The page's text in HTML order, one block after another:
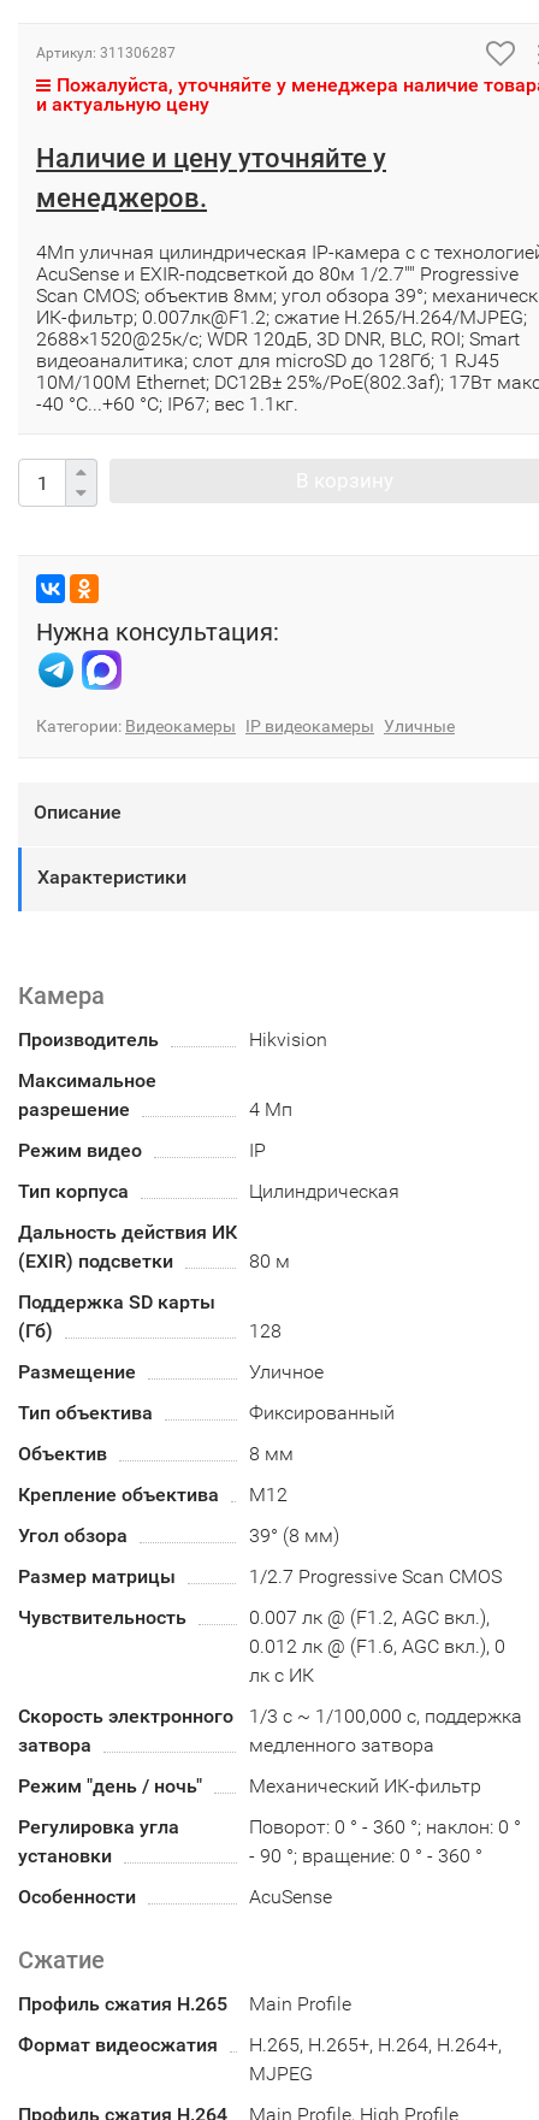
Артикул: 311306287
Пожалуйста, уточняйте у менеджера наличие
и актуальную цену
Наличие и цену уточняйте у
менеджеров.
4Мп уличная цилиндрическая IP-камера с с
AcuSense и EXIR-подсветкой до 80м 1/2.7"" Progressive
Scan CMOS; объектив 8мм; угол обзора 39°;
ИК-фильтр; 0.007лк@F1.2; сжатие H.265/H.264/MJPEG;
2688×1520@25к/с; WDR 120дБ, 3D DNR, BLC, ROI; Smart
видеоаналитика; слот для microSD до 128Гб; 1 RJ45
10M/100M Ethernet; DC12В± 25%/PoE(802.3af); 17Вт
-40 °C...+60 °C; IP67; вес 1.1кг.
Нужна консультация:
Категории: Видеокамеры IP видеокамеры Уличные
Описание
Характеристики
Камера
Производитель
Hikvision
Максимальное
разрешение
4 Мп
Режим видео
IP
Тип корпуса
Цилиндрическая
Дальность действия ИК
(EXIR) подсветки
80 м
Поддержка SD карты
(Гб)
128
Размещение
Уличное
Тип объектива
Фиксированный
Объектив
8 мм
Крепление объектива
М12
Угол обзора
39° (8 мм)
Размер матрицы
1/2.7 Progressive Scan CMOS
Чувствительность
0.007 лк @ (F1.2, AGC вкл.),
0.012 лк @ (F1.6, AGC вкл.), 0
лк с ИК
Скорость электронного
затвора
1/3 с ~ 1/100,000 с, поддержка
медленного затвора
Режим "день / ночь"
Механический ИК-фильтр
Регулировка угла
установки
Поворот: 0 ° - 360 °; наклон: 0 °
- 90 °; вращение: 0 ° - 360 °
Особенности
AcuSense
Сжатие
Профиль сжатия H.265
Main Profile
Формат видеосжатия
H.265, H.265+, H.264, H.264+,
MJPEG
Профиль сжатия H.264
Main Profile, High Profile